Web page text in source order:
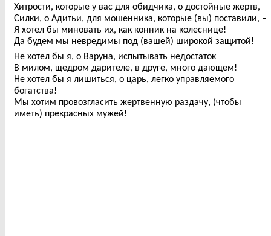
Хитрости, которые у вас для обидчика, о достойные жертв,
Силки, о Адитьи, для мошенника, которые (вы) поставили, –
Я хотел бы миновать их, как конник на колеснице!
Да будем мы невредимы под (вашей) широкой защитой!
Не хотел бы я, о Варуна, испытывать недостаток
В милом, щедром дарителе, в друге, много дающем!
Не хотел бы я лишиться, о царь, легко управляемого
богатства!
Мы хотим провозгласить жертвенную раздачу, (чтобы
иметь) прекрасных мужей!